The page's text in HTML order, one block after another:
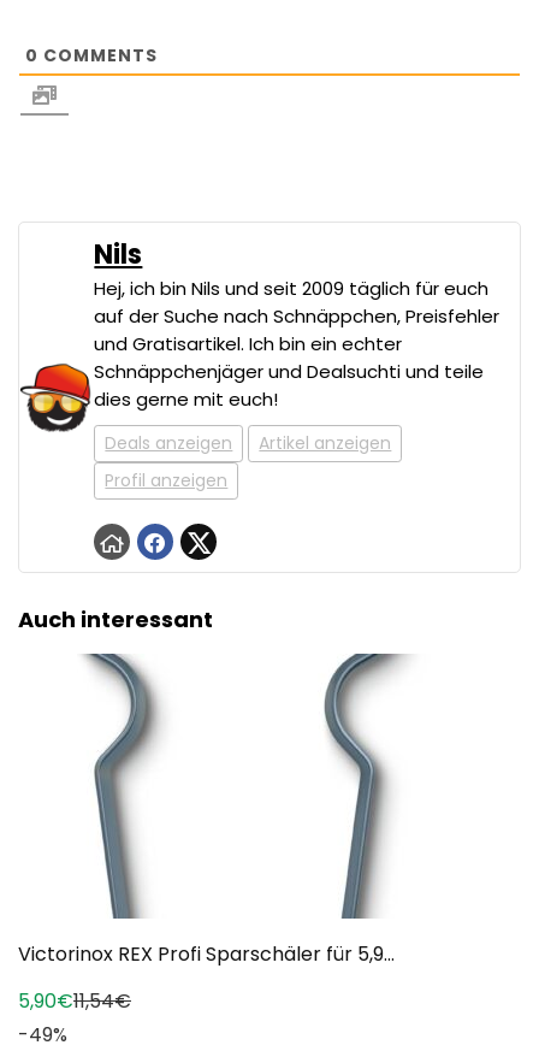
0 COMMENTS
Nils
Hej, ich bin Nils und seit 2009 täglich für euch
auf der Suche nach Schnäppchen, Preisfehler
und Gratisartikel. Ich bin ein echter
Schnäppchenjäger und Dealsuchti und teile
dies gerne mit euch!
Deals anzeigen
Artikel anzeigen
Profil anzeigen
Auch interessant
Victorinox REX Profi Sparschäler für 5,9...
5,90€11,54€
-49%